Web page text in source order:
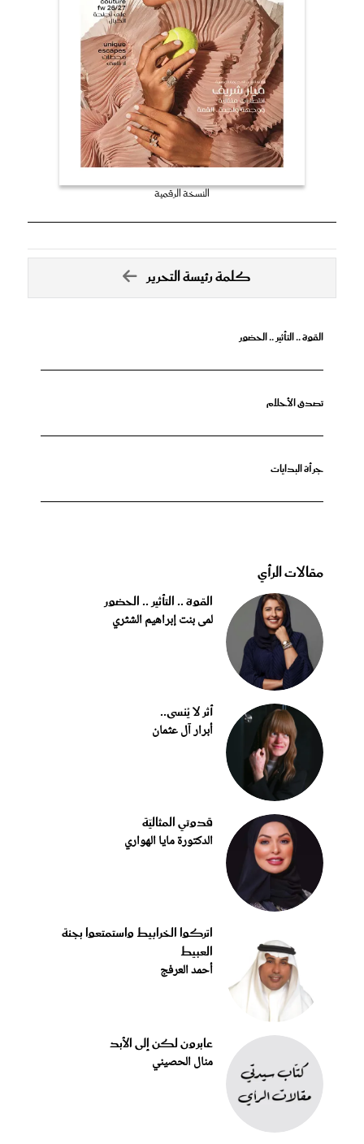
النسخة الرقمية
كلمة رئيسة التحرير
القوة .. التأثير .. الحضور
تصدق الأحلام
جرأة البدايات
مقالات الرأي
القوة .. التأثير .. الحضور
لمى بنت إبراهيم الشثري
أثر لا يُنسى..
أبرار آل عثمان
قدوتي المثاليّة
الدكتورة مايا الهواري
اتركوا الخرابيط واستمتعوا بجنة
العبيط
أحمد العرفج
عابرون لكن إلى الأبد
منال الحصيني